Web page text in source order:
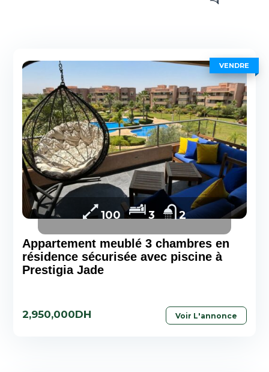
VENDRE
Appartement meublé 3 chambres en
résidence sécurisée avec piscine à
Prestigia Jade
2,950,000DH Voir L'annonce
100 3 2